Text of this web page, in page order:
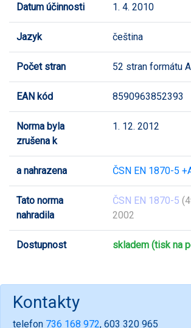
Datum účinnosti 1. 4. 2010
Jazyk čeština
Počet stran 52 stran formátu
EAN kód 8590963852393
Norma byla
zrušena k
1. 12. 2012
a nahrazena ČSN EN 1870-5
Tato norma
nahradila
ČSN EN 1870-5
2002
Dostupnost skladem (tisk na
Kontakty
telefon 736 168 972, 603 320 965